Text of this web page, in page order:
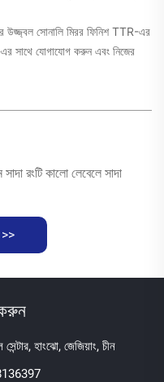
সোনালি মিরর ফিনিশ TTR-এর
সাথে যোগাযোগ করুন এবং নিজের
রংটি কালো লেবেলে সাদা
হাংঝো, জেজিয়াং, চীন